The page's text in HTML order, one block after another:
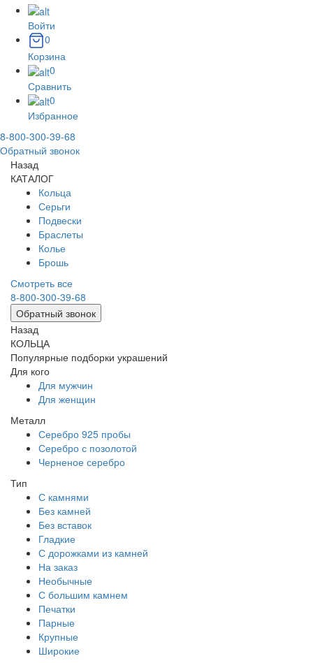
Войти
0
Корзина
0
Сравнить
0
Избранное
8-800-300-39-68
Обратный звонок
Назад
КАТАЛОГ
Кольца
Серьги
Подвески
Браслеты
Колье
Брошь
Смотреть все
8-800-300-39-68
Обратный звонок
Назад
КОЛЬЦА
Популярные подборки украшений
Для кого
Для мужчин
Для женщин
Металл
Серебро 925 пробы
Серебро с позолотой
Черненое серебро
Тип
С камнями
Без камней
Без вставок
Гладкие
С дорожками из камней
На заказ
Необычные
С большим камнем
Печатки
Парные
Крупные
Широкие